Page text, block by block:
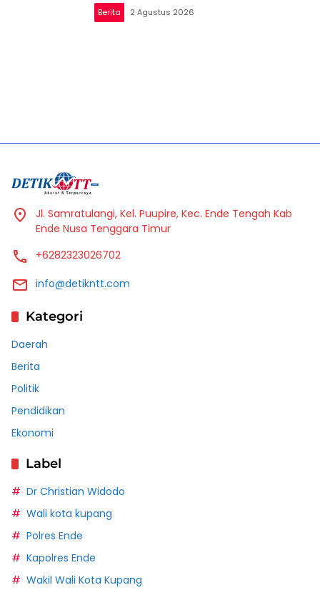
Berita 2 Agustus 2026
Jl. Samratulangi, Kel. Puupire, Kec. Ende Tengah Kab
Ende Nusa Tenggara Timur
+6282323026702
info@detikntt.com
Kategori
Daerah
Berita
Politik
Pendidikan
Ekonomi
Label
Dr Christian Widodo
Wali kota kupang
Polres Ende
Kapolres Ende
Wakil Wali Kota Kupang